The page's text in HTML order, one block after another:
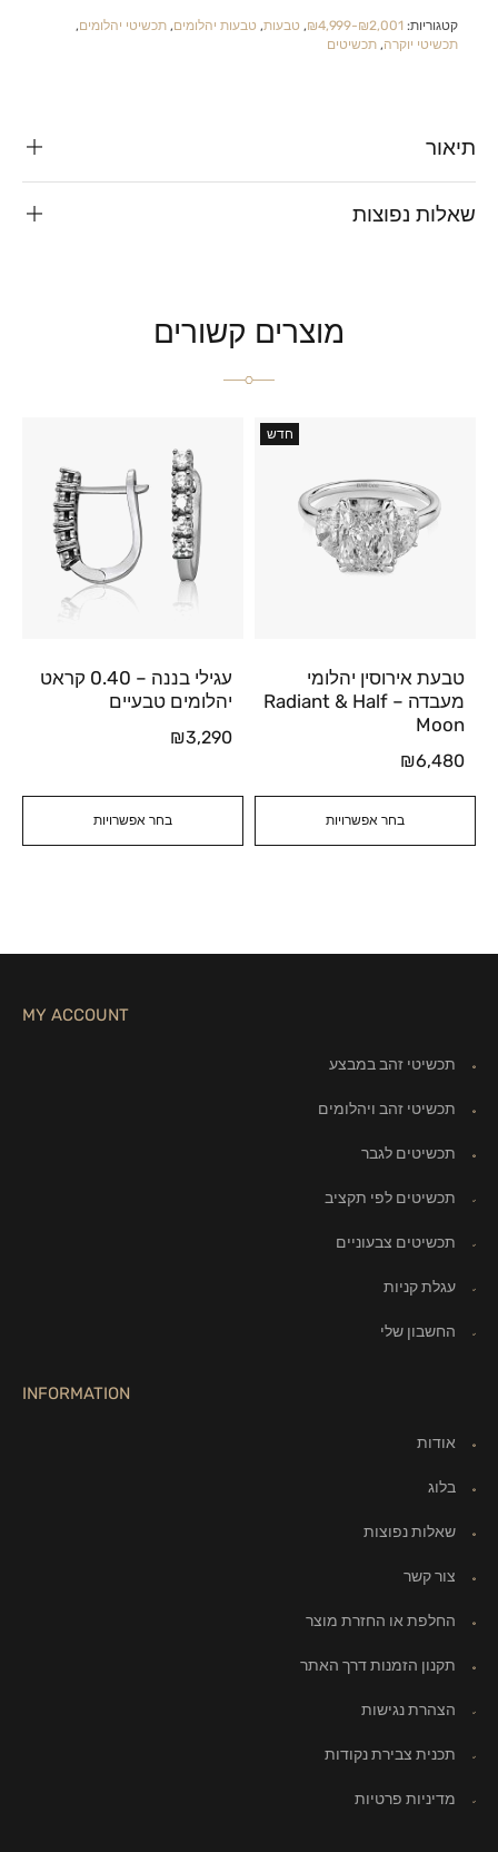
קטגוריות: ₪2,001-₪4,999
, טבעות, טבעות יהלומים,תכשיטי יהלומים,
תכשיטי יוקרה,תכשיטים
תיאור
שאלות נפוצות
מוצרים קשורים
חדש
בחר אפשרויות
טבעת אירוסין יהלומי
מעבדה – Radiant & Half
Moon
₪6,480
בחר אפשרויות
עגילי בננה – 0.40 קראט
יהלומים טבעיים
₪3,290
MY ACCOUNT
תכשיטי זהב במבצע
תכשיטי זהב ויהלומים
תכשיטים לגבר
תכשיטים לפי תקציב
תכשיטים צבעוניים
עגלת קניות
החשבון שלי
INFORMATION
אודות
בלוג
שאלות נפוצות
צור קשר
החלפת או החזרת מוצר
תקנון הזמנות דרך האתר
הצהרת נגישות
תכנית צבירת נקודות
מדיניות פרטיות